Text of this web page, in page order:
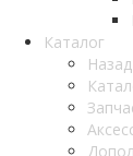
Каталог
Назад